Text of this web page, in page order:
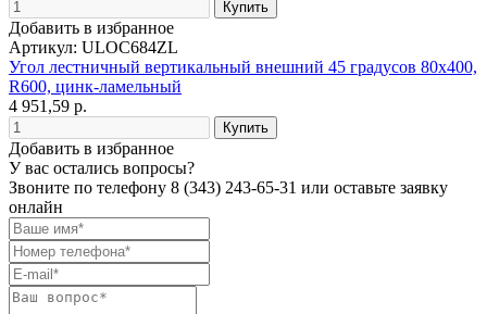
Добавить в избранное
Артикул: ULOC684ZL
Угол лестничный вертикальный внешний 45 градусов 80х400,
R600, цинк-ламельный
4 951,59 р.
Добавить в избранное
У вас остались вопросы?
Звоните по телефону 8 (343) 243-65-31 или оставьте заявку
онлайн